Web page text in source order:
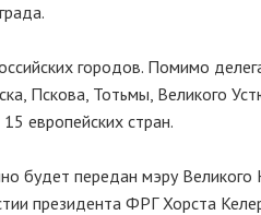
городов. Помимо
Пскова, Тотьмы, Великого
европейских стран.
будет передан мэру
президента ФРГ Хорста